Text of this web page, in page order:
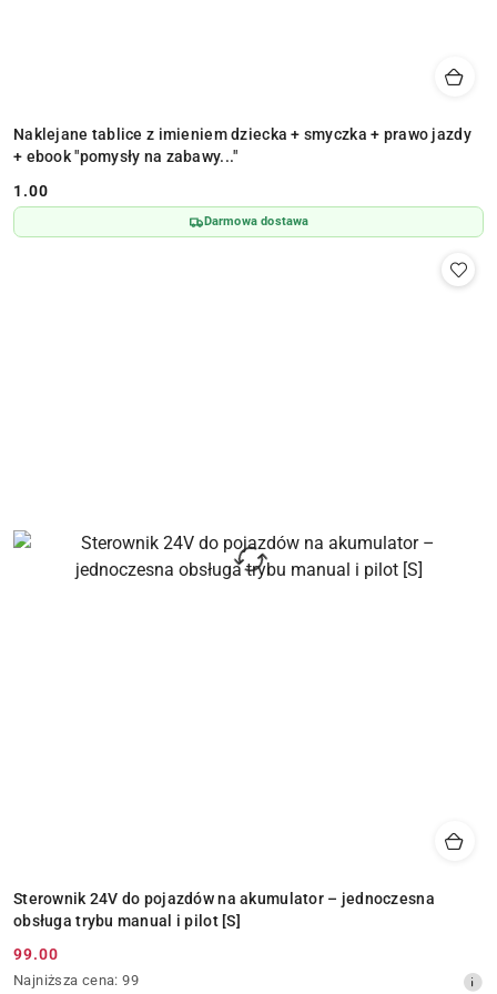
Naklejane tablice z imieniem dziecka + smyczka + prawo jazdy
+ ebook "pomysły na zabawy..."
Cena:
1.00
Darmowa dostawa
Sterownik 24V do pojazdów na akumulator – jednoczesna
obsługa trybu manual i pilot [S]
Cena
99.00
Najniższa
Najniższa cena: 99